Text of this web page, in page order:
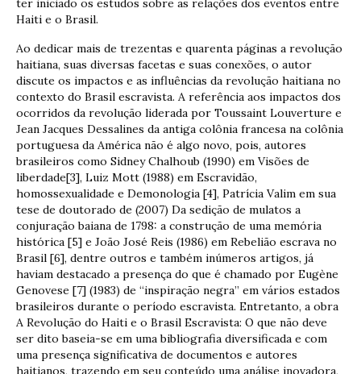
ter iniciado os estudos sobre as relações dos eventos entre
Haiti e o Brasil.
Ao dedicar mais de trezentas e quarenta páginas a revolução
haitiana, suas diversas facetas e suas conexões, o autor
discute os impactos e as influências da revolução haitiana no
contexto do Brasil escravista. A referência aos impactos dos
ocorridos da revolução liderada por Toussaint Louverture e
Jean Jacques Dessalines da antiga colônia francesa na colônia
portuguesa da América não é algo novo, pois, autores
brasileiros como Sidney Chalhoub (1990) em Visões de
liberdade[3], Luiz Mott (1988) em Escravidão,
homossexualidade e Demonologia [4], Patrícia Valim em sua
tese de doutorado de (2007) Da sedição de mulatos a
conjuração baiana de 1798: a construção de uma memória
histórica [5] e João José Reis (1986) em Rebelião escrava no
Brasil [6], dentre outros e também inúmeros artigos, já
haviam destacado a presença do que é chamado por Eugène
Genovese [7] (1983) de “inspiração negra” em vários estados
brasileiros durante o período escravista. Entretanto, a obra
A Revolução do Haiti e o Brasil Escravista: O que não deve
ser dito baseia-se em uma bibliografia diversificada e com
uma presença significativa de documentos e autores
haitianos, trazendo em seu conteúdo uma análise inovadora,